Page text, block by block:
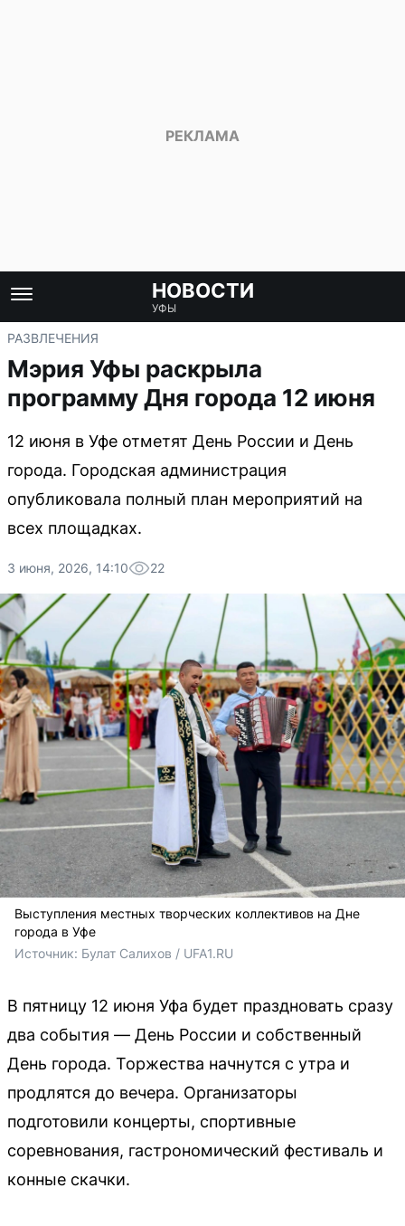
НОВОСТИ
УФЫ
РАЗВЛЕЧЕНИЯ
Мэрия Уфы раскрыла
программу Дня города 12 июня
12 июня в Уфе отметят День России и День
города. Городская администрация
опубликовала полный план мероприятий на
всех площадках.
3 июня, 2026, 14:10 22
Выступления местных творческих коллективов на Дне
города в Уфе
Источник: Булат Салихов / UFA1.RU
В пятницу 12 июня Уфа будет праздновать сразу
два события — День России и собственный
День города. Торжества начнутся с утра и
продлятся до вечера. Организаторы
подготовили концерты, спортивные
соревнования, гастрономический фестиваль и
конные скачки.